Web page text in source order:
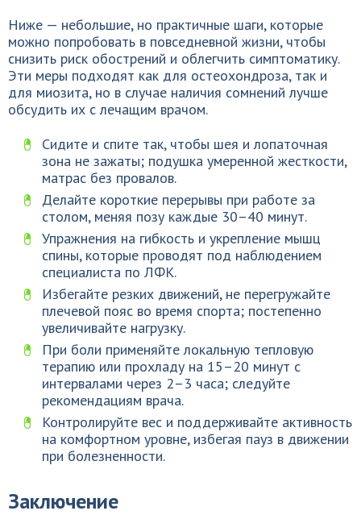
Ниже — небольшие, но практичные шаги, которые
можно попробовать в повседневной жизни, чтобы
снизить риск обострений и облегчить симптоматику.
Эти меры подходят как для остеохондроза, так и
для миозита, но в случае наличия сомнений лучше
обсудить их с лечащим врачом.
Сидите и спите так, чтобы шея и лопаточная
зона не зажаты; подушка умеренной жесткости,
матрас без провалов.
Делайте короткие перерывы при работе за
столом, меняя позу каждые 30–40 минут.
Упражнения на гибкость и укрепление мышц
спины, которые проводят под наблюдением
специалиста по ЛФК.
Избегайте резких движений, не перегружайте
плечевой пояс во время спорта; постепенно
увеличивайте нагрузку.
При боли применяйте локальную тепловую
терапию или прохладу на 15–20 минут с
интервалами через 2–3 часа; следуйте
рекомендациям врача.
Контролируйте вес и поддерживайте активность
на комфортном уровне, избегая пауз в движении
при болезненности.
Заключение